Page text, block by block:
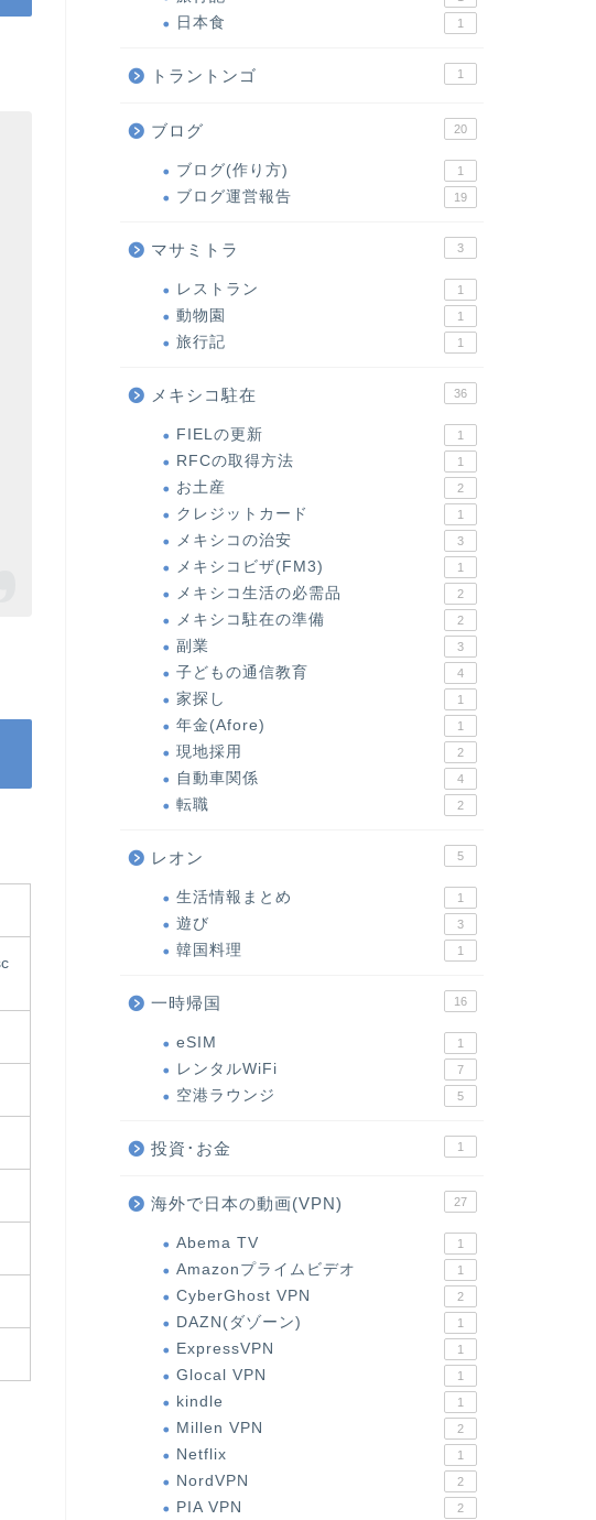
日本食 1
トラントンゴ 1
ブログ 20
ブログ(作り方) 1
ブログ運営報告 19
マサミトラ 3
レストラン 1
動物園 1
旅行記 1
メキシコ駐在 36
FIELの更新 1
RFCの取得方法 1
お土産 2
クレジットカード 1
メキシコの治安 3
メキシコビザ(FM3) 1
メキシコ生活の必需品 2
メキシコ駐在の準備 2
副業 3
子どもの通信教育 4
家探し 1
年金(Afore) 1
現地採用 2
自動車関係 4
転職 2
レオン 5
生活情報まとめ 1
遊び 3
韓国料理 1
一時帰国 16
eSIM 1
レンタルWiFi 7
空港ラウンジ 5
投資･お金 1
海外で日本の動画(VPN) 27
Abema TV 1
Amazonプライムビデオ 1
CyberGhost VPN 2
DAZN(ダゾーン) 1
ExpressVPN 1
Glocal VPN 1
kindle 1
Millen VPN 2
Netflix 1
NordVPN 2
PIA VPN 2